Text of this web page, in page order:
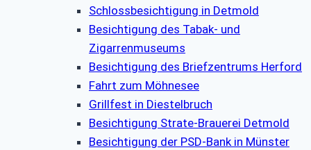
Schlossbesichtigung in Detmold
Besichtigung des Tabak- und
Zigarrenmuseums
Besichtigung des Briefzentrums Herford
Fahrt zum Möhnesee
Grillfest in Diestelbruch
Besichtigung Strate-Brauerei Detmold
Besichtigung der PSD-Bank in Münster